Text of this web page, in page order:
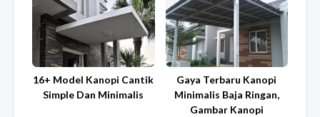
16+ Model Kanopi Cantik
Simple Dan Minimalis
Gaya Terbaru Kanopi
Minimalis Baja Ringan,
Gambar Kanopi